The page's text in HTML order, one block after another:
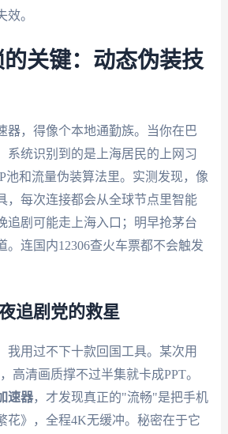
。
关键：动态伪装技
器，得像个本地通勤族。当你在巴
系统识别到的是上海居民的上网习
池和流量伪装算法里。实测发现，像
，每次连接都会从全球节点里智能
追剧可能走上海入口；明早抢茅台
。连国内12306查火车票都不会触发
追剧党的救星
我用过不下十款回国工具。某次用
高清画质撑不过半集就卡成PPT。
速器，才发现真正的"流畅"是把手机
花》，全程4K无缓冲。秘密在于它